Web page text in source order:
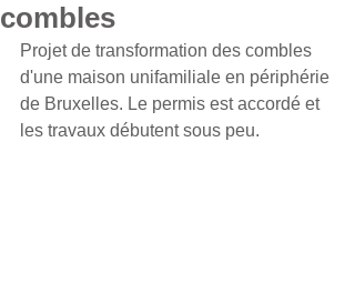
combles
Projet de transformation des combles
d'une maison unifamiliale en périphérie
de Bruxelles. Le permis est accordé et
les travaux débutent sous peu.